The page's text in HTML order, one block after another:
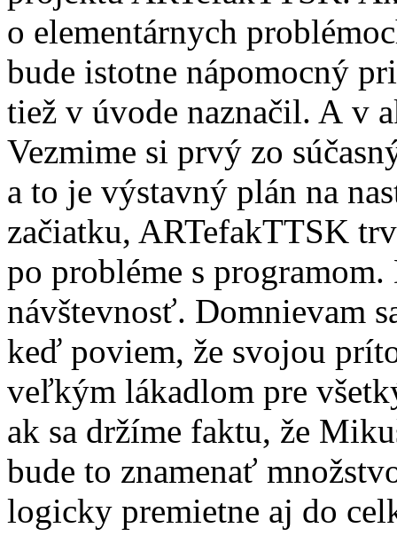
o elementárnych
bude istotne nápomocný
tiež v úvode naznačil. A v
Vezmime si prvý zo
a to je výstavný plán na
začiatku, ARTefakTTSK
po probléme s
návštevnosť. Domnievam
keď poviem, že svojou
veľkým lákadlom pre
ak sa držíme faktu, že
bude to znamenať
logicky premietne aj do